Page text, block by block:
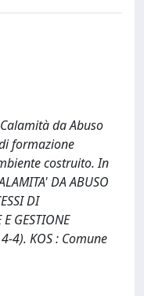
da Abuso
formazione
costruito. In
DA ABUSO
DI
GESTIONE
4). KOS : Comune